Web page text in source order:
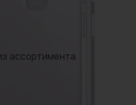
ассортимента